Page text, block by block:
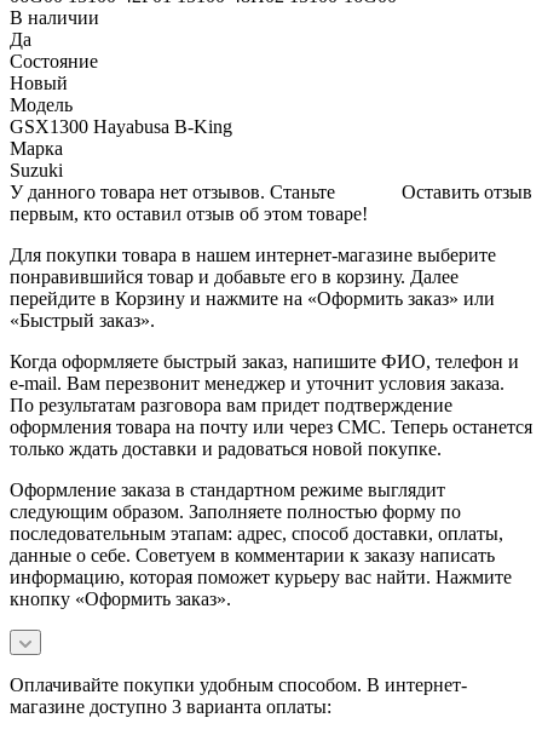
В наличии
Да
Состояние
Новый
Модель
GSX1300 Hayabusa B-King
Марка
Suzuki
Оставить отзыв
У данного товара нет отзывов. Станьте
первым, кто оставил отзыв об этом товаре!
Для покупки товара в нашем интернет-магазине выберите
понравившийся товар и добавьте его в корзину. Далее
перейдите в Корзину и нажмите на «Оформить заказ» или
«Быстрый заказ».
Когда оформляете быстрый заказ, напишите ФИО, телефон и
e-mail. Вам перезвонит менеджер и уточнит условия заказа.
По результатам разговора вам придет подтверждение
оформления товара на почту или через СМС. Теперь останется
только ждать доставки и радоваться новой покупке.
Оформление заказа в стандартном режиме выглядит
следующим образом. Заполняете полностью форму по
последовательным этапам: адрес, способ доставки, оплаты,
данные о себе. Советуем в комментарии к заказу написать
информацию, которая поможет курьеру вас найти. Нажмите
кнопку «Оформить заказ».
Оплачивайте покупки удобным способом. В интернет-
магазине доступно 3 варианта оплаты: